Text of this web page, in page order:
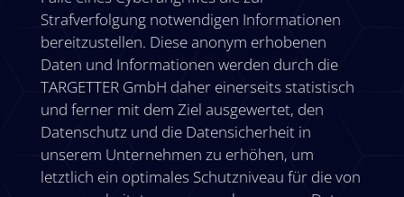
Strafverfolgung notwendigen Informationen
bereitzustellen. Diese anonym erhobenen
Daten und Informationen werden durch die
TARGETTER GmbH daher einerseits statistisch
und ferner mit dem Ziel ausgewertet, den
Datenschutz und die Datensicherheit in
unserem Unternehmen zu erhöhen, um
letztlich ein optimales Schutzniveau für die von